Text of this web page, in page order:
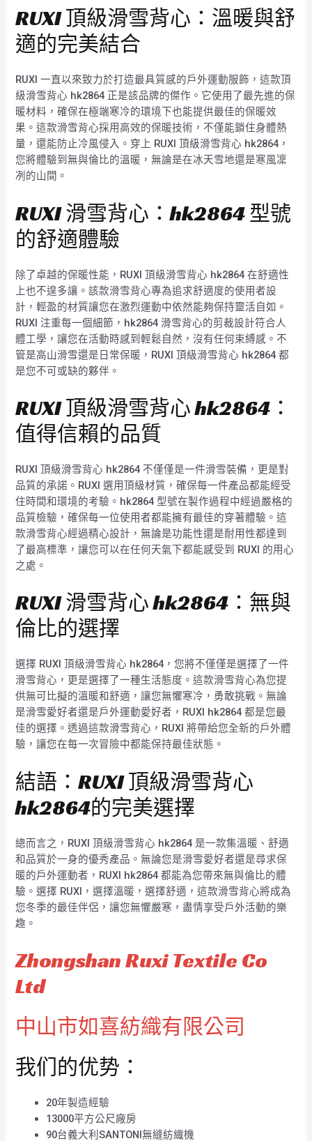
RUXI 頂級滑雪背心：溫暖與舒
適的完美結合
RUXI 一直以來致力於打造最具質感的戶外運動服飾，這款頂
級滑雪背心 hk2864 正是該品牌的傑作。它使用了最先進的保
暖材料，確保在極端寒冷的環境下也能提供最佳的保暖效
果。這款滑雪背心採用高效的保暖技術，不僅能鎖住身體熱
量，還能防止冷風侵入。穿上 RUXI 頂級滑雪背心 hk2864，
您將體驗到無與倫比的溫暖，無論是在冰天雪地還是寒風凜
冽的山間。
RUXI 滑雪背心：hk2864 型號
的舒適體驗
除了卓越的保暖性能，RUXI 頂級滑雪背心 hk2864 在舒適性
上也不遑多讓。該款滑雪背心專為追求舒適度的使用者設
計，輕盈的材質讓您在激烈運動中依然能夠保持靈活自如。
RUXI 注重每一個細節，hk2864 滑雪背心的剪裁設計符合人
體工學，讓您在活動時感到輕鬆自然，沒有任何束縛感。不
管是高山滑雪還是日常保暖，RUXI 頂級滑雪背心 hk2864 都
是您不可或缺的夥伴。
RUXI 頂級滑雪背心 hk2864：
值得信賴的品質
RUXI 頂級滑雪背心 hk2864 不僅僅是一件滑雪裝備，更是對
品質的承諾。RUXI 選用頂級材質，確保每一件產品都能經受
住時間和環境的考驗。hk2864 型號在製作過程中經過嚴格的
品質檢驗，確保每一位使用者都能擁有最佳的穿著體驗。這
款滑雪背心經過精心設計，無論是功能性還是耐用性都達到
了最高標準，讓您可以在任何天氣下都能感受到 RUXI 的用心
之處。
RUXI 滑雪背心 hk2864：無與
倫比的選擇
選擇 RUXI 頂級滑雪背心 hk2864，您將不僅僅是選擇了一件
滑雪背心，更是選擇了一種生活態度。這款滑雪背心為您提
供無可比擬的溫暖和舒適，讓您無懼寒冷，勇敢挑戰。無論
是滑雪愛好者還是戶外運動愛好者，RUXI hk2864 都是您最
佳的選擇。透過這款滑雪背心，RUXI 將帶給您全新的戶外體
驗，讓您在每一次冒險中都能保持最佳狀態。
結語：RUXI 頂級滑雪背心
hk2864的完美選擇
總而言之，RUXI 頂級滑雪背心 hk2864 是一款集溫暖、舒適
和品質於一身的優秀產品。無論您是滑雪愛好者還是尋求保
暖的戶外運動者，RUXI hk2864 都能為您帶來無與倫比的體
驗。選擇 RUXI，選擇溫暖，選擇舒適，這款滑雪背心將成為
您冬季的最佳伴侶，讓您無懼嚴寒，盡情享受戶外活動的樂
趣。
Zhongshan Ruxi Textile Co
Ltd
中山市如喜紡織有限公司
我们的优势：
20年製造經驗
13000平方公尺廠房
90台義大利SANTONI無縫紡織機